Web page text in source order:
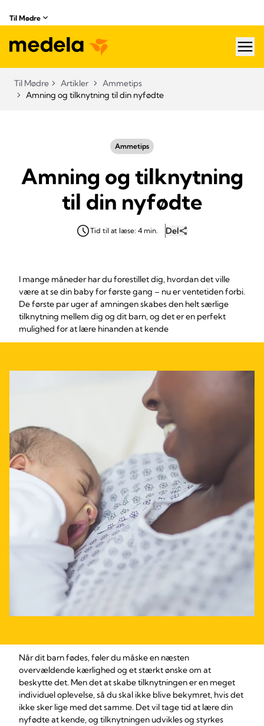
Til Mødre
Til Mødre Artikler
Ammetips
Amning og tilknytning til din nyfødte
Ammetips
Amning og tilknytning
til din nyfødte
Tid til at læse: 4 min. Del
I mange måneder har du forestillet dig, hvordan det ville
være at se din baby for første gang – nu er ventetiden forbi.
De første par uger af amningen skabes den helt særlige
tilknytning mellem dig og dit barn, og det er en perfekt
mulighed for at lære hinanden at kende
Når dit barn fødes, føler du måske en næsten
overvældende kærlighed og et stærkt ønske om at
beskytte det. Men det at skabe tilknytningen er en meget
individuel oplevelse, så du skal ikke blive bekymret, hvis det
ikke sker lige med det samme. Det vil tage tid at lære din
nyfødte at kende, og tilknytningen udvikles og styrkes